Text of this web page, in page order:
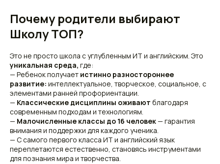
Почему родители выбирают
Школу ТОП?
Это не просто школа с углубленным ИТ и английским. Это
уникальная среда, где:
— Ребенок получает истинно разностороннее
развитие: интеллектуальное, творческое, социальное, с
элементами ранней профориентации.
— Классические дисциплины оживают благодаря
современным подходам и технологиям.
— Малочисленные классы до 16 человек— гарантия
внимания и поддержки для каждого ученика.
— С самого первого класса ИТ и английский язык
переплетаются естественно, становясь инструментами
для познания мира и творчества.